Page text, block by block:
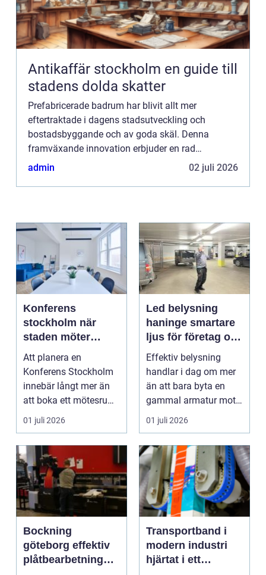
Antikaffär stockholm en guide till
stadens dolda skatter
Prefabricerade badrum har blivit allt mer
eftertraktade i dagens stadsutveckling och
bostadsbyggande och av goda skäl. Denna
framväxande innovation erbjuder en rad
betydande fördelar jämfört med traditionella
admin 02 juli 2026
Konferens
stockholm när
staden möter
skärgård och
landsbygd
Att planera en
Konferens Stockholm
innebär långt mer än
att boka ett mötesrum
och ordna fika.
Företa...
01 juli 2026
Led belysning
haninge smartare
ljus för företag och
fastigheter
Effektiv belysning
handlar i dag om mer
än att bara byta en
gammal armatur mot
en ny. Företag, bosta...
01 juli 2026
Bockning
göteborg effektiv
plåtbearbetning
Transportband i
modern industri
hjärtat i ett